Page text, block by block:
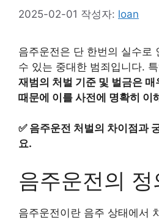
2025-02-01 작성자: loan
음주운전은 단 한번의 실수로
수 있는 중대한 범죄입니다.
재범의 처벌 기준 및 벌금은
때문에 이를 사전에 명확히 이
✅ 음주운전 처벌의 차이점과
요.
음주운전의 정
음주운전이란 음주 상태에서